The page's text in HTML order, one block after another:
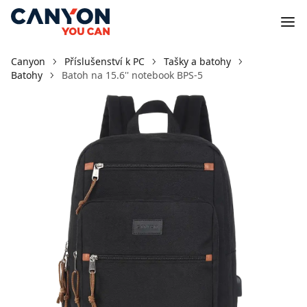
Canyon Příslušenství k PC
Tašky a batohy
Batohy
Batoh na 15.6'' notebook BPS-5